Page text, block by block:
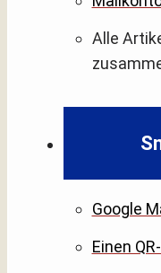
Alle
Google
Einen